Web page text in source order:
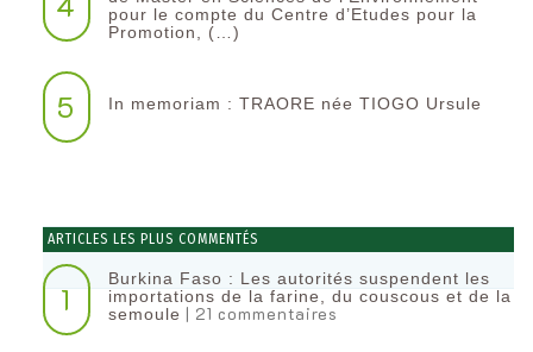
pour le compte du Centre d’Etudes pour la
Promotion, (…)
5 In memoriam : TRAORE née TIOGO Ursule
ARTICLES LES PLUS COMMENTÉS
1
Burkina Faso : Les autorités suspendent les
importations de la farine, du couscous et de la
semoule | 21 commentaires